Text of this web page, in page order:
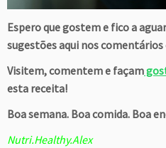
Espero que gostem e fico a
sugestões aqui nos comentários
Visitem, comentem e façam
esta receita!
Boa semana. Boa comida. Boa
Nutri.Healthy.Alex